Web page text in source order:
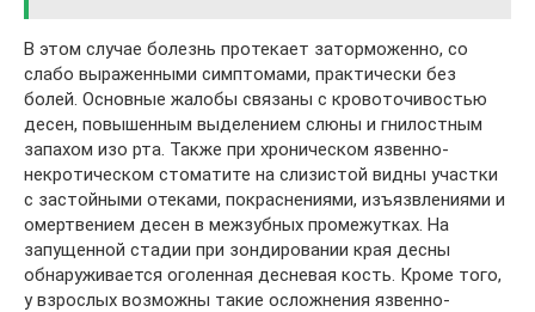
В этом случае болезнь протекает заторможенно, со
слабо выраженными симптомами, практически без
болей. Основные жалобы связаны с кровоточивостью
десен, повышенным выделением слюны и гнилостным
запахом изо рта. Также при хроническом язвенно-
некротическом стоматите на слизистой видны участки
с застойными отеками, покраснениями, изъязвлениями и
омертвением десен в межзубных промежутках. На
запущенной стадии при зондировании края десны
обнаруживается оголенная десневая кость. Кроме того,
у взрослых возможны такие осложнения язвенно-